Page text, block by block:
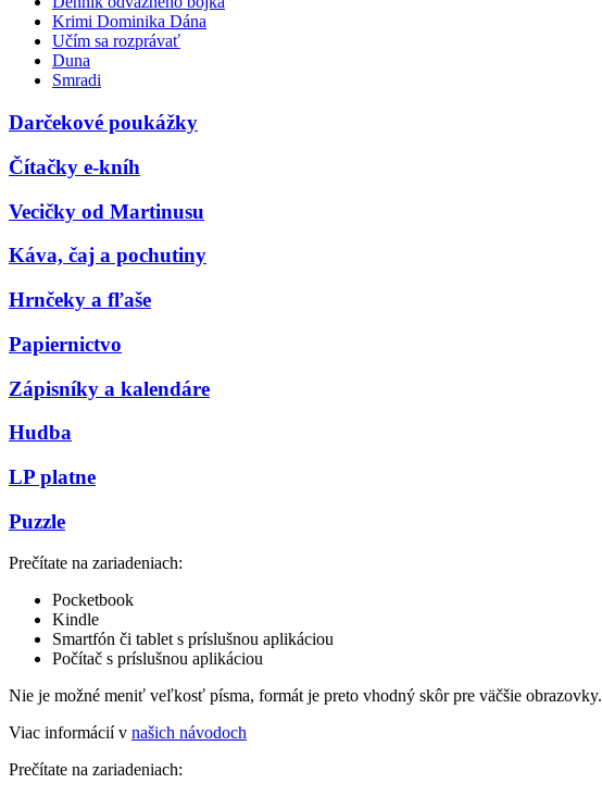
Krimi Dominika Dána
Učím sa rozprávať
Duna
Smradi
Darčekové poukážky
Čítačky e-kníh
Vecičky od Martinusu
Káva, čaj a pochutiny
Hrnčeky a fľaše
Papiernictvo
Zápisníky a kalendáre
Hudba
LP platne
Puzzle
Prečítate na zariadeniach:
Pocketbook
Kindle
Smartfón či tablet s príslušnou aplikáciou
Počítač s príslušnou aplikáciou
Nie je možné meniť veľkosť písma, formát je preto vhodný skôr pre väčšie obrazovky.
Viac informácií v našich návodoch
Prečítate na zariadeniach: